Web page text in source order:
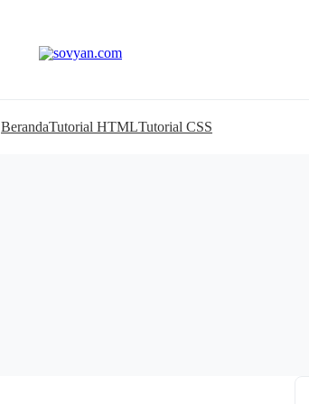
BerandaTutorial HTMLTutorial CSS